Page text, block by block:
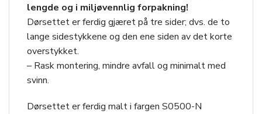
lengde og i miljøvennlig forpakning!
Dørsettet er ferdig gjæret på tre sider; dvs. de to
lange sidestykkene og den ene siden av det korte
overstykket.
– Rask montering, mindre avfall og minimalt med
svinn.
Dørsettet er ferdig malt i fargen S0500-N